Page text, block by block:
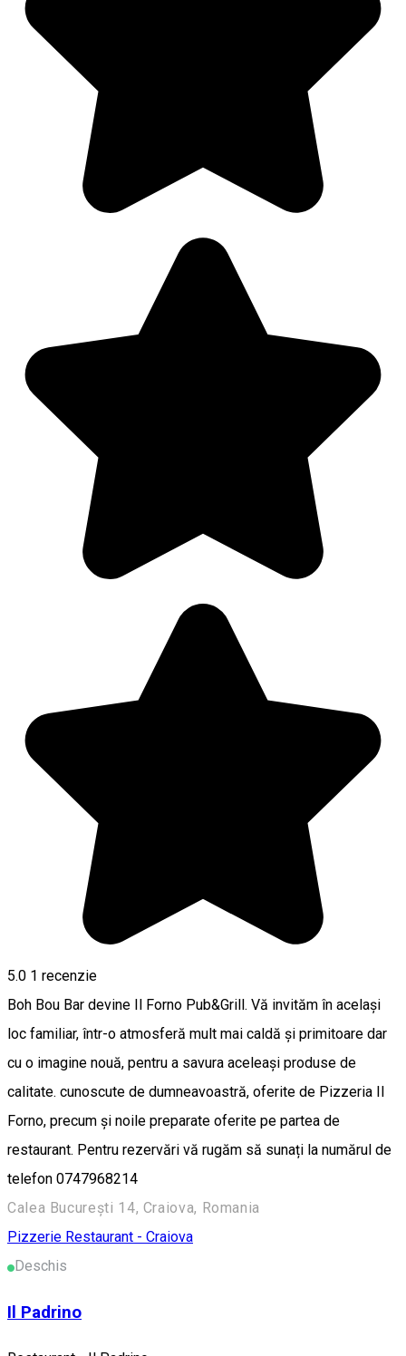
5.0 1 recenzie
Boh Bou Bar devine Il Forno Pub&Grill. Vă invităm în același
loc familiar, într-o atmosferă mult mai caldă și primitoare dar
cu o imagine nouă, pentru a savura aceleași produse de
calitate. cunoscute de dumneavoastră, oferite de Pizzeria Il
Forno, precum și noile preparate oferite pe partea de
restaurant. Pentru rezervări vă rugăm să sunați la numărul de
telefon 0747968214
Calea București 14, Craiova, Romania
Pizzerie Restaurant - Craiova
Deschis
Il Padrino